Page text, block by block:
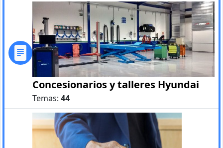
Concesionarios y talleres Hyundai
Temas: 44